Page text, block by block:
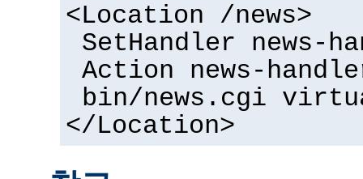
<Location /news>
SetHandler news-
Action news-
bin/news.cgi
</Location>